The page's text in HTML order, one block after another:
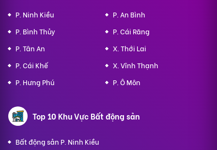
P. Ninh Kiều
P. An Bình
P. Bình Thủy
P. Cái Răng
P. Tân An
X. Thới Lai
P. Cái Khế
X. Vĩnh Thạnh
P. Hưng Phú
P. Ô Môn
Top 10 Khu Vực Bất động sản
Bất động sản P. Ninh Kiều